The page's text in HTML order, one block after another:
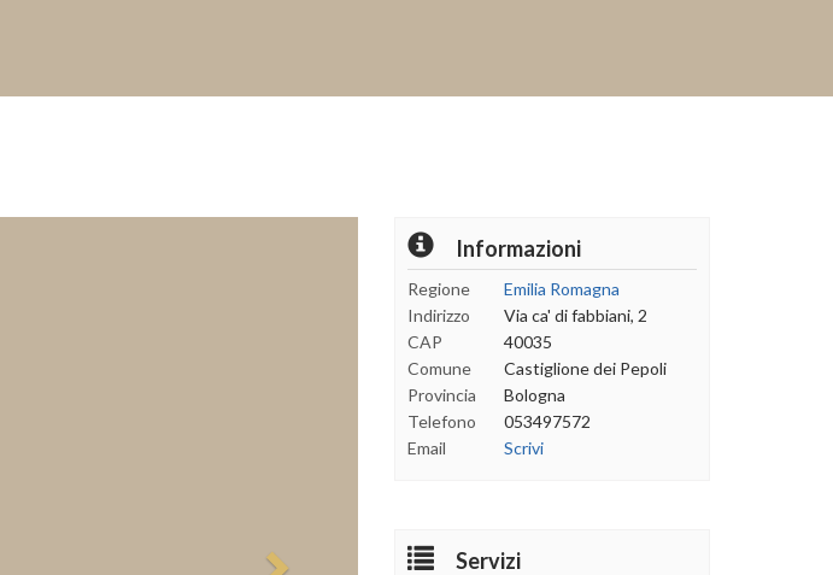
Informazioni
Regione
Emilia Romagna
Indirizzo
Via ca' di fabbiani, 2
CAP
40035
Comune
Castiglione dei Pepoli
Provincia
Bologna
Telefono
053497572
Email
Scrivi
Servizi